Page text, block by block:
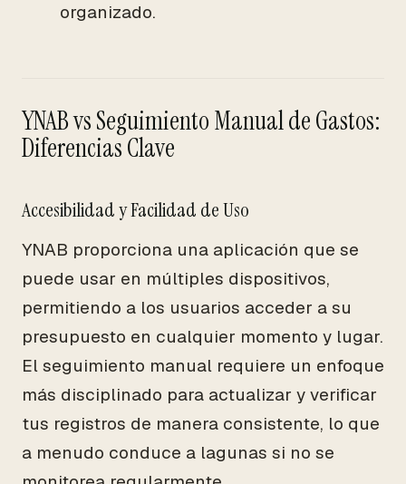
organizado.
YNAB vs Seguimiento Manual de Gastos:
Diferencias Clave
Accesibilidad y Facilidad de Uso
YNAB proporciona una aplicación que se
puede usar en múltiples dispositivos,
permitiendo a los usuarios acceder a su
presupuesto en cualquier momento y lugar.
El seguimiento manual requiere un enfoque
más disciplinado para actualizar y verificar
tus registros de manera consistente, lo que
a menudo conduce a lagunas si no se